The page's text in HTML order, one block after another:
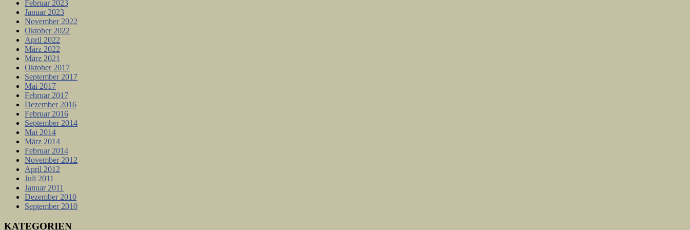
Februar 2023
Januar 2023
November 2022
Oktober 2022
April 2022
März 2022
März 2021
Oktober 2017
September 2017
Mai 2017
Februar 2017
Dezember 2016
Februar 2016
September 2014
Mai 2014
März 2014
Februar 2014
November 2012
April 2012
Juli 2011
Januar 2011
Dezember 2010
September 2010
KATEGORIEN